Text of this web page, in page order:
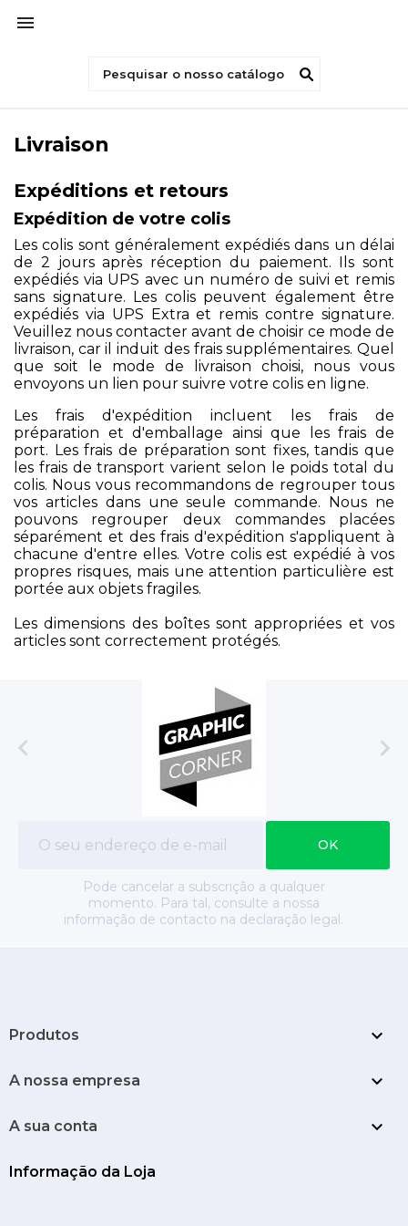

Livraison
Expéditions et retours
Expédition de votre colis
Les colis sont généralement expédiés dans un délai
de 2 jours après réception du paiement. Ils sont
expédiés via UPS avec un numéro de suivi et remis
sans signature. Les colis peuvent également être
expédiés via UPS Extra et remis contre signature.
Veuillez nous contacter avant de choisir ce mode de
livraison, car il induit des frais supplémentaires. Quel
que soit le mode de livraison choisi, nous vous
envoyons un lien pour suivre votre colis en ligne.
Les frais d'expédition incluent les frais de
préparation et d'emballage ainsi que les frais de
port. Les frais de préparation sont fixes, tandis que
les frais de transport varient selon le poids total du
colis. Nous vous recommandons de regrouper tous
vos articles dans une seule commande. Nous ne
pouvons regrouper deux commandes placées
séparément et des frais d'expédition s'appliquent à
chacune d'entre elles. Votre colis est expédié à vos
propres risques, mais une attention particulière est
portée aux objets fragiles.
Les dimensions des boîtes sont appropriées et vos
articles sont correctement protégés.
 
Pode cancelar a subscrição a qualquer
momento. Para tal, consulte a nossa
informação de contacto na declaração legal.
Produtos 
A nossa empresa 
A sua conta 
Informação da Loja